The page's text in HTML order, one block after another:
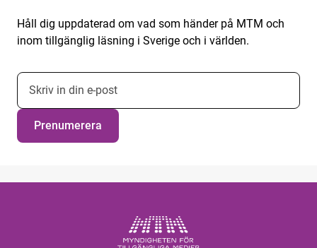
Håll dig uppdaterad om vad som händer på MTM och
inom tillgänglig läsning i Sverige och i världen.
E-postadress nyhetsbrevsprenumeration
Prenumerera